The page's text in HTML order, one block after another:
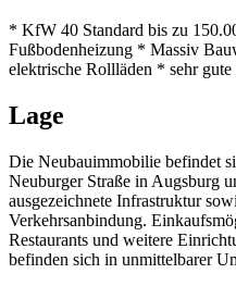
* KfW 40 Standard bis zu
Fußbodenheizung * Massiv
elektrische Rollläden * sehr
Lage
Die Neubauimmobilie befindet
Neuburger Straße in Augsburg
ausgezeichnete Infrastruktur
Verkehrsanbindung.
Restaurants und weitere
befinden sich in unmittelbarer